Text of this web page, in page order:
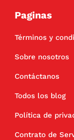
Paginas
Términos y
Sobre nosotros
Contáctanos
Todos los blog
Política de
Contrato de